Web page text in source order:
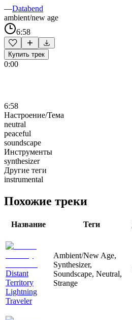
—Databend
ambient/new age
6:58
Купить трек
0:00
6:58
Настроение/Тема
neutral
peaceful
soundscape
Инструменты
synthesizer
Другие теги
instrumental
Похожие треки
Название Теги
Distant
Territory
Lightning
Traveler
Ambient/New Age,
Synthesizer,
Soundscape, Neutral,
Strange